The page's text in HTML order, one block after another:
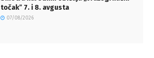
točakˮ 7. i 8. avgusta
07/08/2026